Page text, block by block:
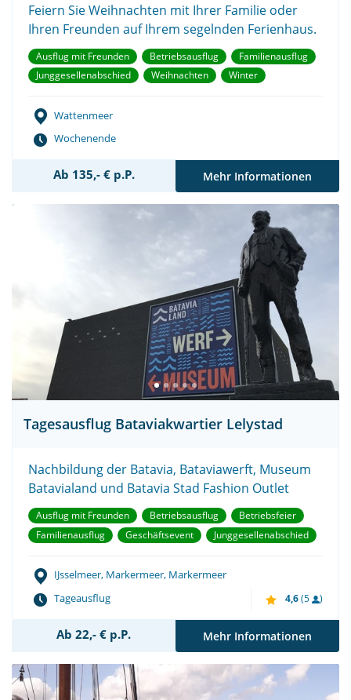
Feiern Sie Weihnachten mit Ihrer Familie oder
Ihren Freunden auf Ihrem segelnden Ferienhaus.
Ausflug mit Freunden Betriebsausflug
Familienausflug
Junggesellenabschied
Weihnachten Winter
Wattenmeer
Wochenende
Ab 135,- € p.P. Mehr Informationen
Tagesausflug Bataviakwartier Lelystad
Nachbildung der Batavia, Bataviawerft, Museum
Batavialand und Batavia Stad Fashion Outlet
Ausflug mit Freunden Betriebsausflug
Betriebsfeier
Familienausflug
Geschäftsevent Junggesellenabschied
IJsselmeer, Markermeer, Markermeer
Tageausflug
4,6(5 )
Ab 22,- € p.P. Mehr Informationen